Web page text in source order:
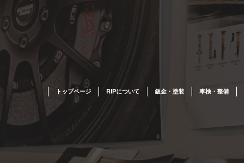
トップページ RIPについて 鈑金・塗装 車検・整備